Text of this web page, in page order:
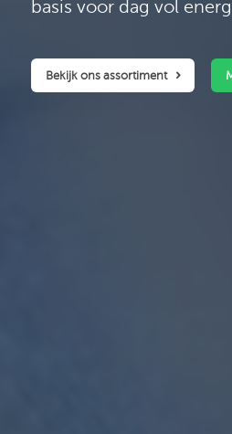
basis voor dag vol
Bekijk ons assortiment